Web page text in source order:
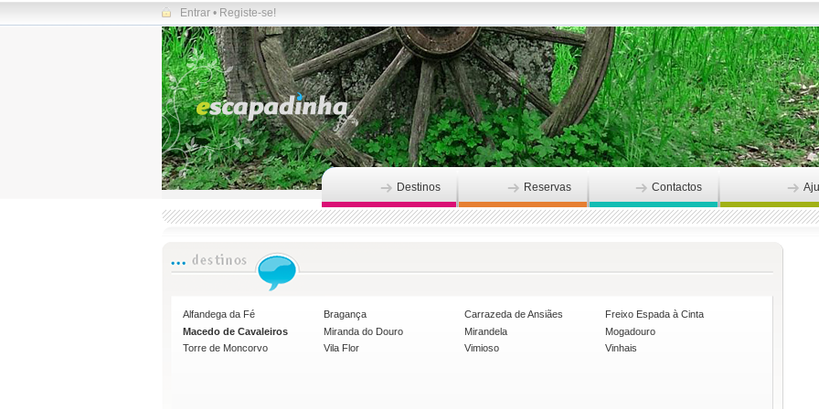
Entrar • Registe-se!
Destinos Reservas Contactos
Alfandega da Fé Bragança Carrazeda de Ansiães
Freixo Espada à Cinta
Macedo de Cavaleiros
Miranda do Douro Mirandela
Mogadouro
Torre de Moncorvo
Vila Flor Vimioso Vinhais